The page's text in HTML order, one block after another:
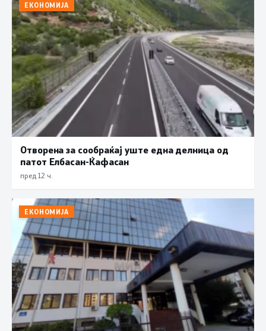
ЕКОНОМИЈА
Отворена за сообраќај уште една делница од
патот Елбасан-Ќафасан
пред 12 ч.
ЕКОНОМИЈА